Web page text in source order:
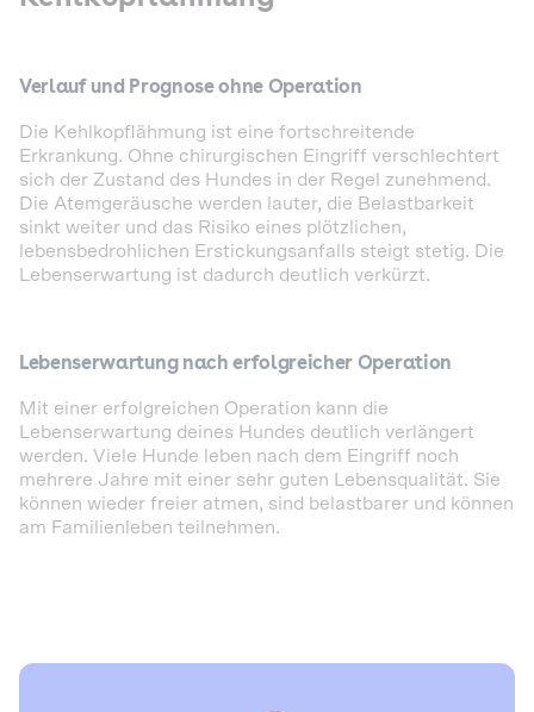
Verlauf und Prognose ohne Operation
Die Kehlkopflähmung ist eine fortschreitende
Erkrankung. Ohne chirurgischen Eingriff verschlechtert
sich der Zustand des Hundes in der Regel zunehmend.
Die Atemgeräusche werden lauter, die Belastbarkeit
sinkt weiter und das Risiko eines plötzlichen,
lebensbedrohlichen Erstickungsanfalls steigt stetig. Die
Lebenserwartung ist dadurch deutlich verkürzt.
Lebenserwartung nach erfolgreicher Operation
Mit einer erfolgreichen Operation kann die
Lebenserwartung deines Hundes deutlich verlängert
werden. Viele Hunde leben nach dem Eingriff noch
mehrere Jahre mit einer sehr guten Lebensqualität. Sie
können wieder freier atmen, sind belastbarer und können
am Familienleben teilnehmen.